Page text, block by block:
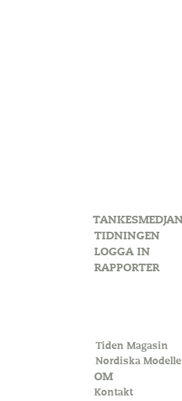
TANKESMEDJAN
TIDNINGEN
LOGGA IN
RAPPORTER
Tiden Magasin
Nordiska
OM
Kontakt